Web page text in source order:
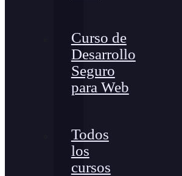
Curso de
Desarrollo
Seguro
para Web
Todos
los
cursos